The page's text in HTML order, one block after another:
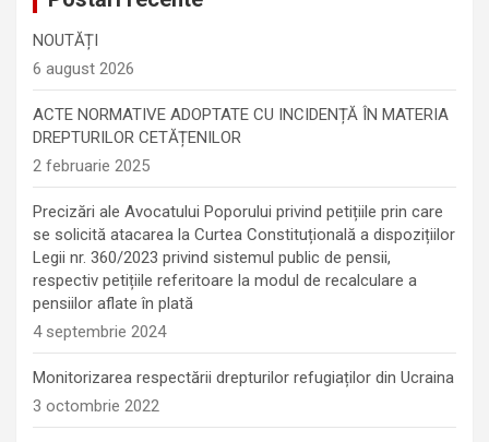
NOUTĂȚI
6 august 2026
ACTE NORMATIVE ADOPTATE CU INCIDENȚĂ ÎN MATERIA
DREPTURILOR CETĂȚENILOR
2 februarie 2025
Precizări ale Avocatului Poporului privind petițiile prin care
se solicită atacarea la Curtea Constituțională a dispozițiilor
Legii nr. 360/2023 privind sistemul public de pensii,
respectiv petițiile referitoare la modul de recalculare a
pensiilor aflate în plată
4 septembrie 2024
Monitorizarea respectării drepturilor refugiaților din Ucraina
3 octombrie 2022